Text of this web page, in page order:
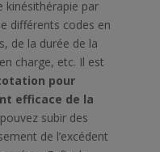
kinésithérapie par
différents codes en
de la durée de la
charge, etc. Il est
pour
efficace de la
subir des
de l’excédent